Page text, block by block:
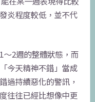
炎程度較低，並不代
〜2週的整體狀態，而
今天精神不錯」當成
過持續惡化的警訊，
往往已經比想像中更